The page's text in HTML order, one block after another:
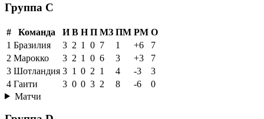
Группа C
# Команда И В Н П МЗ ПМ РМ О
1 Бразилия 3 2 1 0 7 1 +6
7
2 Марокко 3 2 1 0 6 3 +3
7
3 Шотландия 3 1 0 2 1 4 -3
3
4 Гаити 3 0 0 3 2 8 -6
0
Матчи